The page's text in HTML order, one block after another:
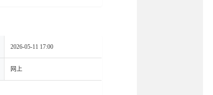
2026-05-11 17:00
网上